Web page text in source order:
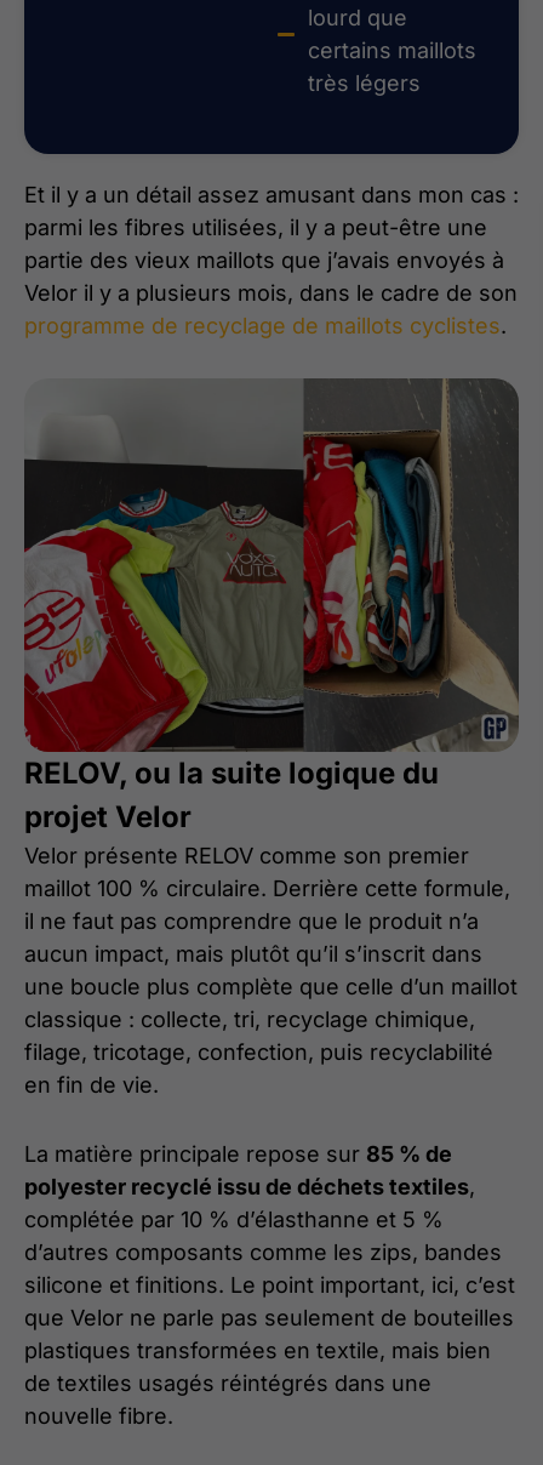
lourd que
certains maillots
très légers
Et il y a un détail assez amusant dans mon cas :
parmi les fibres utilisées, il y a peut-être une
partie des vieux maillots que j’avais envoyés à
Velor il y a plusieurs mois, dans le cadre de son
programme de recyclage de maillots cyclistes.
RELOV, ou la suite logique du
projet Velor
Velor présente RELOV comme son premier
maillot 100 % circulaire. Derrière cette formule,
il ne faut pas comprendre que le produit n’a
aucun impact, mais plutôt qu’il s’inscrit dans
une boucle plus complète que celle d’un maillot
classique : collecte, tri, recyclage chimique,
filage, tricotage, confection, puis recyclabilité
en fin de vie.
La matière principale repose sur 85 % de
polyester recyclé issu de déchets textiles,
complétée par 10 % d’élasthanne et 5 %
d’autres composants comme les zips, bandes
silicone et finitions. Le point important, ici, c’est
que Velor ne parle pas seulement de bouteilles
plastiques transformées en textile, mais bien
de textiles usagés réintégrés dans une
nouvelle fibre.